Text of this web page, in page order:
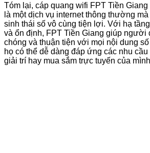
Tóm lại, cáp quang wifi FPT Tiền
là một dịch vụ internet thông thường
sinh thái số vô cùng tiện lợi. Với hạ
và ổn định, FPT Tiền Giang giúp người
chóng và thuận tiện với mọi nội dung
họ có thể dễ dàng đáp ứng các nhu
giải trí hay mua sắm trực tuyến của